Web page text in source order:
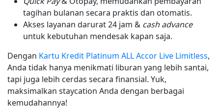
tagihan bulanan secara praktis dan otomatis.
Akses layanan darurat 24 jam & cash advance
untuk kebutuhan mendesak kapan saja.
Dengan Kartu Kredit Platinum ALL Accor Live Limitless,
Anda tidak hanya menikmati liburan yang lebih santai,
tapi juga lebih cerdas secara finansial. Yuk,
maksimalkan staycation Anda dengan berbagai
kemudahannya!